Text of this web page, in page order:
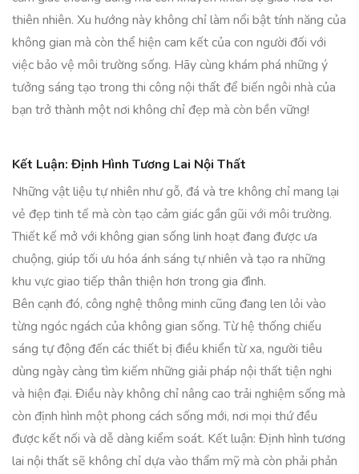
thiên nhiên. Xu hướng này không chỉ làm nổi bật tính năng của
không gian mà còn thể hiện cam kết của con người đối với
việc bảo vệ môi trường sống. Hãy cùng khám phá những ý
tưởng sáng tạo trong thi công nội thất để biến ngôi nhà của
bạn trở thành một nơi không chỉ đẹp mà còn bền vững!
Kết Luận: Định Hình Tương Lai Nội Thất
Những vật liệu tự nhiên như gỗ, đá và tre không chỉ mang lại
vẻ đẹp tinh tế mà còn tạo cảm giác gần gũi với môi trường.
Thiết kế mở với không gian sống linh hoạt đang được ưa
chuộng, giúp tối ưu hóa ánh sáng tự nhiên và tạo ra những
khu vực giao tiếp thân thiện hơn trong gia đình.
Bên cạnh đó, công nghệ thông minh cũng đang len lỏi vào
từng ngóc ngách của không gian sống. Từ hệ thống chiếu
sáng tự động đến các thiết bị điều khiển từ xa, người tiêu
dùng ngày càng tìm kiếm những giải pháp nội thất tiện nghi
và hiện đại. Điều này không chỉ nâng cao trải nghiệm sống mà
còn định hình một phong cách sống mới, nơi mọi thứ đều
được kết nối và dễ dàng kiểm soát. Kết luận: Định hình tương
lai nội thất sẽ không chỉ dựa vào thẩm mỹ mà còn phải phản